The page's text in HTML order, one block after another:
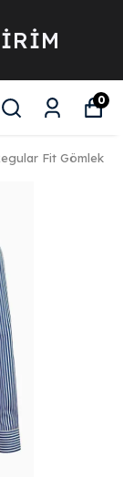
0
Fit Gömlek